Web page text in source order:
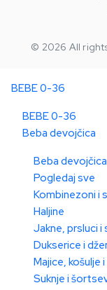
© 2026 All
BEBE 0-36
BEBE 0-36
Beba devojčica
Beba devojčica
Pogledaj sve
Kombinezoni i
Haljine
Jakne, prsluci i
Dukserice i
Majice, košulje
Suknje i